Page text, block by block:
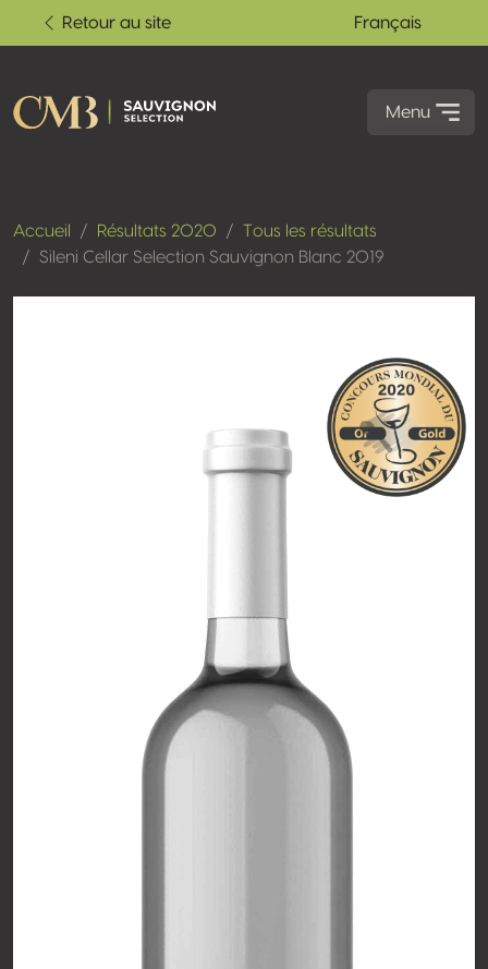
Retour au site Français
Menu
Accueil Résultats 2020
Tous les résultats
Sileni Cellar Selection Sauvignon Blanc 2019